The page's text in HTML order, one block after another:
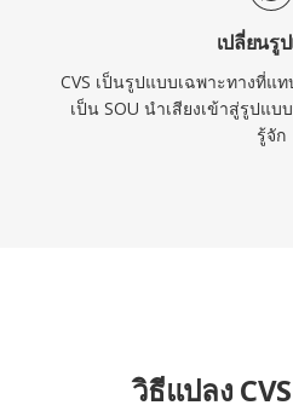
เปลี่ยนรู
CVS เป็นรูปแบบเฉพาะทางที่แ
เป็น SOU นำเสียงเข้าสู่รูปแบ
รู้จัก
วิธีแปลง